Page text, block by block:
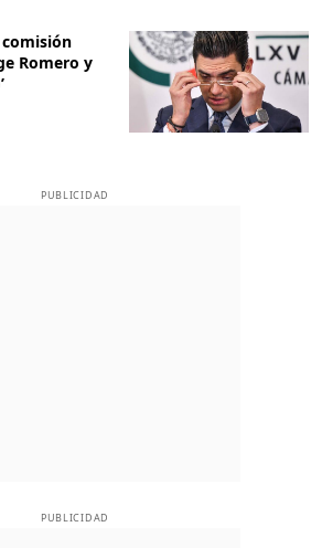
comisión
Romero y
PUBLICIDAD
PUBLICIDAD